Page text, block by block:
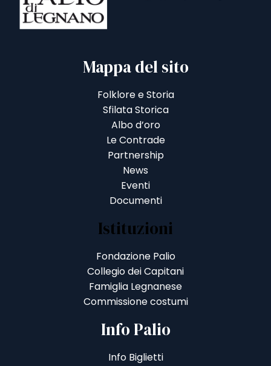
Mappa del sito
Folklore e Storia
Sfilata Storica
Albo d’oro
Le Contrade
Partnership
News
Eventi
Documenti
Istituzioni
Fondazione Palio
Collegio dei Capitani
Famiglia Legnanese
Commissione costumi
Info Palio
Info Biglietti